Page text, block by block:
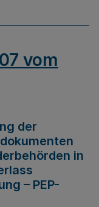
vom
der
in
– PEP-